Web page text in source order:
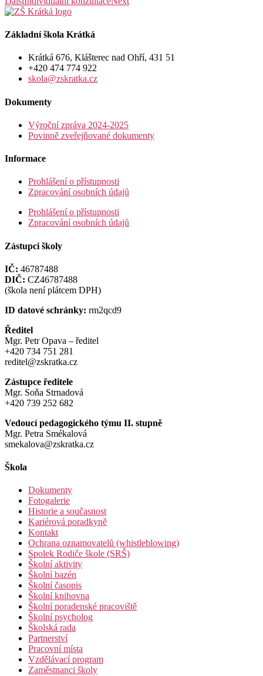
Základní škola Krátká
Krátká 676, Klášterec nad Ohří, 431 51
+420 474 774 922
skola@zskratka.cz
Dokumenty
Výroční zpráva 2024-2025
Povinně zveřejňované dokumenty
Informace
Prohlášení o přístupnosti
Zpracování osobních údajů
Prohlášení o přístupnosti
Zpracování osobních údajů
Zástupci školy
IČ: 46787488
DIČ: CZ46787488
(škola není plátcem DPH)
ID datové schránky: rm2qcd9
Ředitel
Mgr. Petr Opava – ředitel
+420 734 751 281
reditel@zskratka.cz
Zástupce ředitele
Mgr. Soňa Strnadová
+420 739 252 682
Vedoucí pedagogického týmu II. stupně
Mgr. Petra Smékalová
smekalova@zskratka.cz
Škola
Dokumenty
Fotogalerie
Historie a současnost
Kariérová poradkyně
Kontakt
Ochrana oznamovatelů (whistleblowing)
Spolek Rodiče škole (SRŠ)
Školní aktivity
Školní bazén
Školní časopis
Školní knihovna
Školní poradenské pracoviště
Školní psycholog
Školská rada
Partnerství
Pracovní místa
Vzdělávací program
Zaměstnanci školy